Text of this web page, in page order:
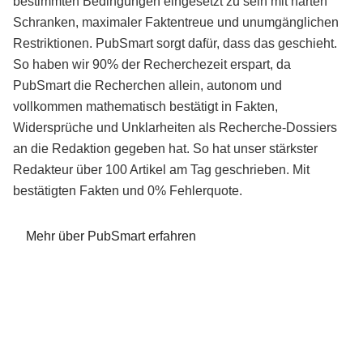
Schranken, maximaler Faktentreue und unumgänglichen
Restriktionen. PubSmart sorgt dafür, dass das geschieht.
So haben wir 90% der Recherchezeit erspart, da
PubSmart die Recherchen allein, autonom und
vollkommen mathematisch bestätigt in Fakten,
Widersprüche und Unklarheiten als Recherche-Dossiers
an die Redaktion gegeben hat. So hat unser stärkster
Redakteur über 100 Artikel am Tag geschrieben. Mit
bestätigten Fakten und 0% Fehlerquote.
Mehr über PubSmart erfahren